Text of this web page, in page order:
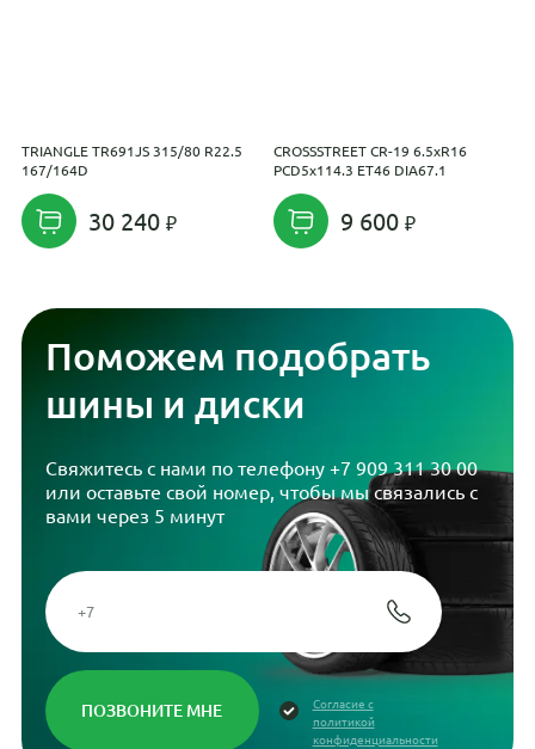
TRIANGLE TR691JS 315/80 R22.5
167/164D
30 240
CROSSSTREET CR-19 6.5xR16
PCD5x114.3 ET46 DIA67.1
9 600
Поможем подобрать
шины и диски
Свяжитесь с нами по телефону +7 909 311 30 00
или оставьте свой номер, чтобы мы связались с
вами через 5 минут
Согласие с
политикой
конфиденциальности